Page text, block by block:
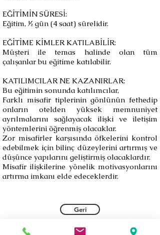
EĞİTİMİN SÜRESİ:
Eğitim, ½ gün (4 saat) sürelidir.
EĞİTİME KİMLER KATILABİLİR:
Müşteri ile temas halinde olan tüm
çalışanlar bu eğitime katılabilir.
KATILIMCILAR NE KAZANIRLAR:
Bu eğitimin sonunda katılımcılar,
Farklı misafir tiplerinin gönlünün fethedip
onların otelden yüksek memnuniyet
ayrılmalarını sağlayacak ilişki ve iletişim
yöntemlerini öğrenmiş olacaklar.
Zor misafirler karşısında öfkelerini kontrol
edebilmek için bilinç düzeylerini artırmış ve
düşünce yapılarını geliştirmiş olacaklardır.
Misafir ilişkilerine yönelik motivasyonlarını
artırma imkanı elde edeceklerdir.
Geri